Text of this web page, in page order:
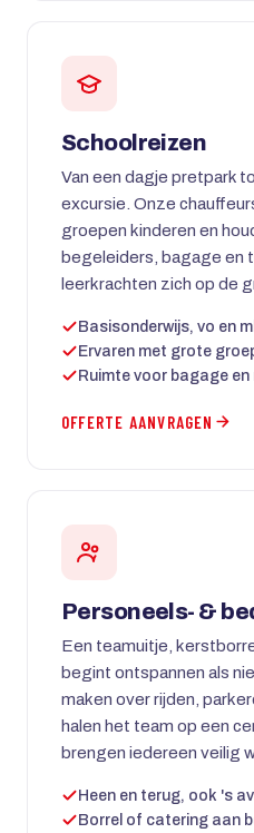
Schoolreizen
Van een dagje pretpark
excursie. Onze
groepen kinderen en
begeleiders, bagage en
leerkrachten zich op de
Basisonderwijs, vo en
Ervaren met grote
Ruimte voor bagage en
OFFERTE AANVRAGEN
Personeels- &
Een teamuitje,
begint ontspannen als
maken over rijden,
halen het team op een
brengen iedereen veilig
Heen en terug, ook 's
Borrel of catering aan